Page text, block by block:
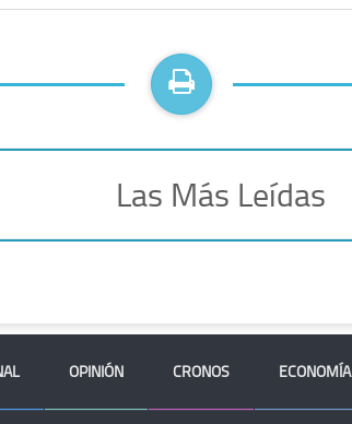
Las Más Leídas
OPINIÓN CRONOS ECONOMÍA